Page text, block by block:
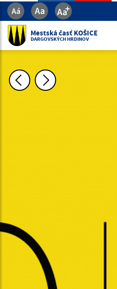
Mestská časť KOŠICE
DARGOVSKÝCH HRDINOV